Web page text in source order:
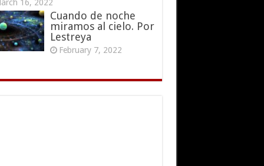
16, 2022
Cuando de noche
miramos al cielo. Por
Lestreya
February 7, 2022